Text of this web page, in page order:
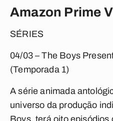
Amazon Prime
SÉRIES
04/03 – The Boys
(Temporada 1)
A série animada
universo da produção
Boys, terá oito episódios